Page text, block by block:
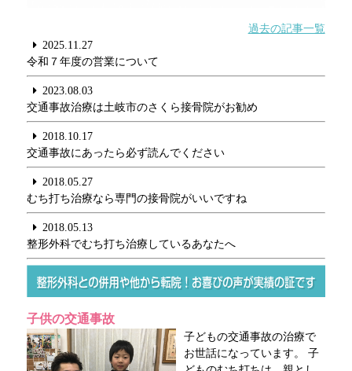
過去の記事一覧
2025.11.27
令和７年度の営業について
2023.08.03
交通事故治療は土岐市のさくら接骨院がお勧め
2018.10.17
交通事故にあったら必ず読んでください
2018.05.27
むち打ち治療なら専門の接骨院がいいですね
2018.05.13
整形外科でむち打ち治療しているあなたへ
子供の交通事故
子どもの交通事故の治療で
お世話になっています。 子